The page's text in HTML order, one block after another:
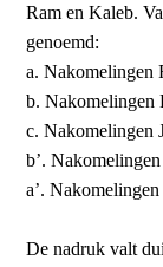
Ram en Kaleb.
genoemd:
a. Nakomelingen
b. Nakomelingen
c. Nakomelingen
b’.
a’.
De nadruk valt